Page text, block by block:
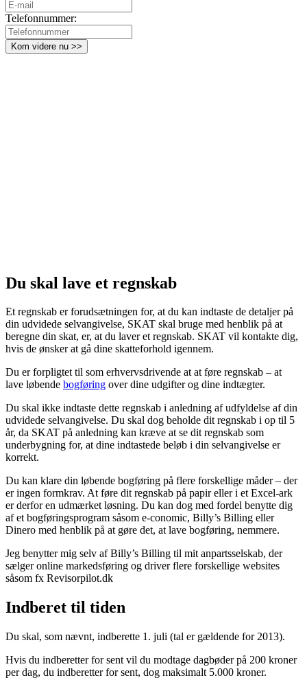
Telefonnummer:
Kom videre nu >>
Du skal lave et regnskab
Et regnskab er forudsætningen for, at du kan indtaste de detaljer på
din udvidede selvangivelse, SKAT skal bruge med henblik på at
beregne din skat, er, at du laver et regnskab. SKAT vil kontakte dig,
hvis de ønsker at gå dine skatteforhold igennem.
Du er forpligtet til som erhvervsdrivende at at føre regnskab – at
lave løbende bogføring over dine udgifter og dine indtægter.
Du skal ikke indtaste dette regnskab i anledning af udfyldelse af din
udvidede selvangivelse. Du skal dog beholde dit regnskab i op til 5
år, da SKAT på anledning kan kræve at se dit regnskab som
underbygning for, at dine indtastede beløb i din selvangivelse er
korrekt.
Du kan klare din løbende bogføring på flere forskellige måder – der
er ingen formkrav. At føre dit regnskab på papir eller i et Excel-ark
er derfor en udmærket løsning. Du kan dog med fordel benytte dig
af et bogføringsprogram såsom e-conomic, Billy’s Billing eller
Dinero med henblik på at gøre det, at lave bogføring, nemmere.
Jeg benytter mig selv af Billy’s Billing til mit anpartsselskab, der
sælger online markedsføring og driver flere forskellige websites
såsom fx Revisorpilot.dk
Indberet til tiden
Du skal, som nævnt, indberette 1. juli (tal er gældende for 2013).
Hvis du indberetter for sent vil du modtage dagbøder på 200 kroner
per dag, du indberetter for sent, dog maksimalt 5.000 kroner.